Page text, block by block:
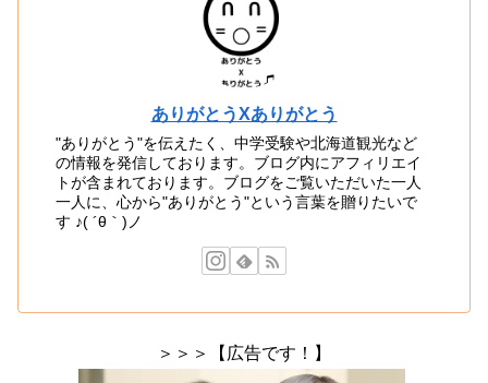
ありがとうXありがとう
"ありがとう"を伝えたく、中学受験や北海道観光など
の情報を発信しております。ブログ内にアフィリエイ
トが含まれております。ブログをご覧いただいた一人
一人に、心から"ありがとう"という言葉を贈りたいで
す ♪( ´θ｀)ノ
＞＞＞【広告です！】